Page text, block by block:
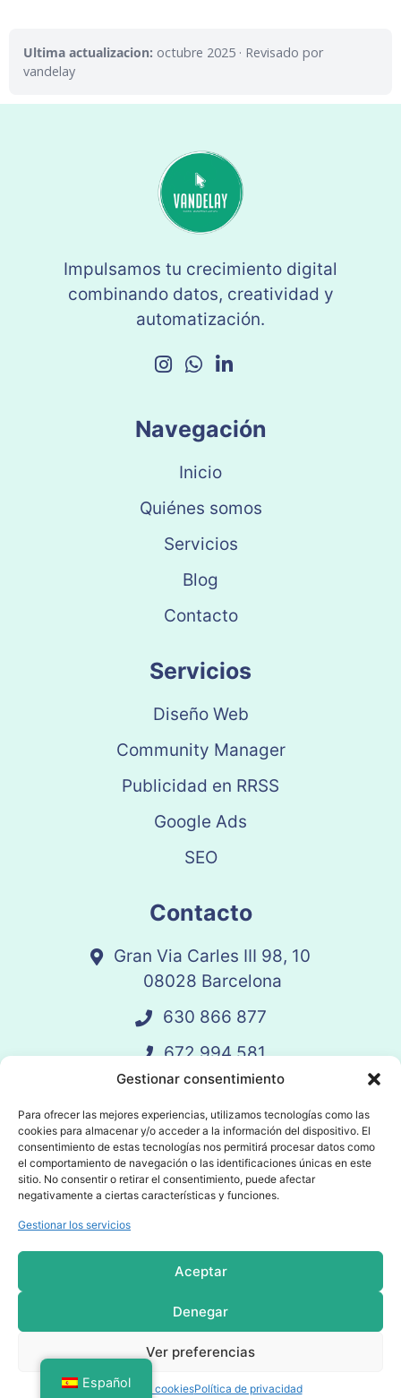
Gestionar consentimiento
Para ofrecer las mejores experiencias, utilizamos tecnologías como las
cookies para almacenar y/o acceder a la información del dispositivo. El
consentimiento de estas tecnologías nos permitirá procesar datos como
el comportamiento de navegación o las identificaciones únicas en este
sitio. No consentir o retirar el consentimiento, puede afectar
negativamente a ciertas características y funciones.
Gestionar los servicios
Aceptar
Denegar
Ver preferencias
Política de cookiesPolítica de privacidad
Ultima actualizacion: octubre 2025 · Revisado por
vandelay
Impulsamos tu crecimiento digital
combinando datos, creatividad y
automatización.
Navegación
Inicio
Quiénes somos
Servicios
Blog
Contacto
Servicios
Diseño Web
Community Manager
Publicidad en RRSS
Google Ads
SEO
Contacto
Gran Via Carles III 98, 10
08028 Barcelona
630 866 877
672 994 581
vandelay@vandelay.es
Agendar Llamada
reservados.
Condiciones Generales
Español